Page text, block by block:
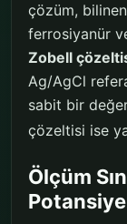
çözüm,
ferrosiyanür
Zobell
Ag/AgCl
sabit bir
çözeltisi ise
Ölçüm